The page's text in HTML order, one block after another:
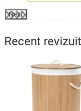
Next
Recent